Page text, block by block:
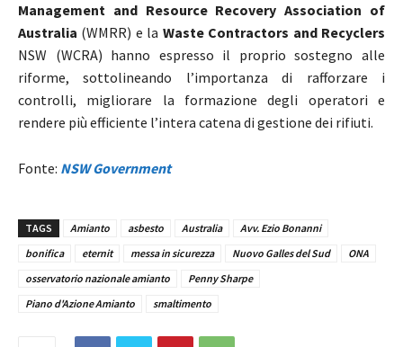
Management and Resource Recovery Association of
Australia (WMRR) e la Waste Contractors and Recyclers
NSW (WCRA) hanno espresso il proprio sostegno alle
riforme, sottolineando l’importanza di rafforzare i
controlli, migliorare la formazione degli operatori e
rendere più efficiente l’intera catena di gestione dei rifiuti.
Fonte: NSW Government
TAGS Amianto asbesto Australia
Avv. Ezio Bonanni
bonifica
eternit messa in sicurezza Nuovo Galles del Sud
ONA
osservatorio nazionale amianto
Penny Sharpe
Piano d'Azione Amianto
smaltimento